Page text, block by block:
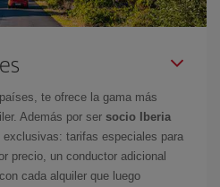
te ofrece la gama más
Además por ser socio Iberia
tarifas especiales para
precio, un conductor adicional
con cada alquiler que luego